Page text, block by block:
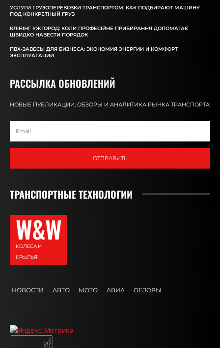
УСЛУГИ ГРУЗОПЕРЕВОЗКИ ТРАНСПОРТОМ: КАК ПОДБИРАЮТ МАШИНУ
ПОД КОНКРЕТНЫЙ ГРУЗ
КЛІНІНГ УЖГОРОД: КОЛИ ПРОФЕСІЙНЕ ПРИБИРАННЯ ДОПОМАГАЄ
ШВИДКО НАВЕСТИ ПОРЯДОК
ПВХ-ЗАВЕСЫ ДЛЯ БИЗНЕСА: ЭКОНОМИЯ ЭНЕРГИИ И КОМФОРТ
ЭКСПЛУАТАЦИИ
РАССЫЛКА ОБНОВЛЕНИЙ
НОВЫЕ ПУБЛИКАЦИИ, ОБЗОРЫ И АНАЛИТИКА РЫНКА ТРАНСПОРТА
ОТПРАВИТЬ
ТРАНСПОРТНЫЕ ТЕХНОЛОГИИ
W&W
КОЛЕСА И
КРЫЛЬЯ
НОВОСТИ АВТО МОТО АВИА ОБЗОРЫ